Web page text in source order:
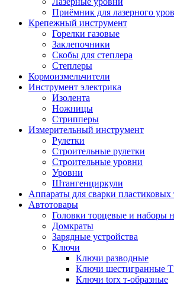
Приёмник для лазерного
Крепежный инструмент
Горелки газовые
Заклепочники
Скобы для степлера
Степлеры
Кормоизмельчители
Инструмент электрика
Изолента
Ножницы
Стрипперы
Измерительный инструмент
Рулетки
Строительные рулетки
Строительные уровни
Уровни
Штангенциркули
Аппараты для сварки пластиковых
Автотовары
Головки торцевые и наборы
Домкраты
Зарядные устройства
Ключи
Ключи разводные
Ключи шестигранные Т
Ключи torx т-образные